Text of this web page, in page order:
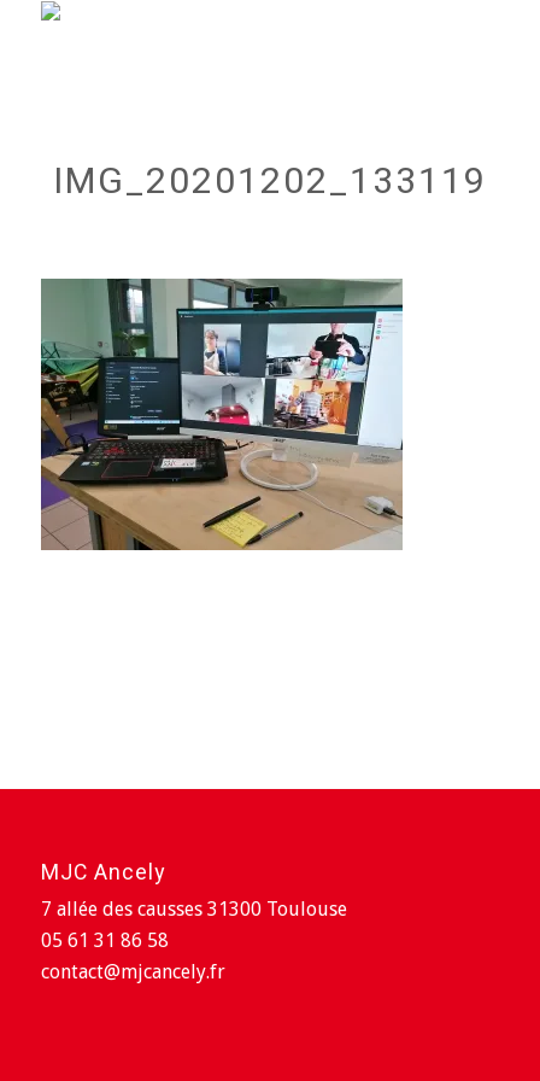
IMG_20201202_133119
MJC Ancely
7 allée des causses 31300 Toulouse
05 61 31 86 58
contact@mjcancely.fr